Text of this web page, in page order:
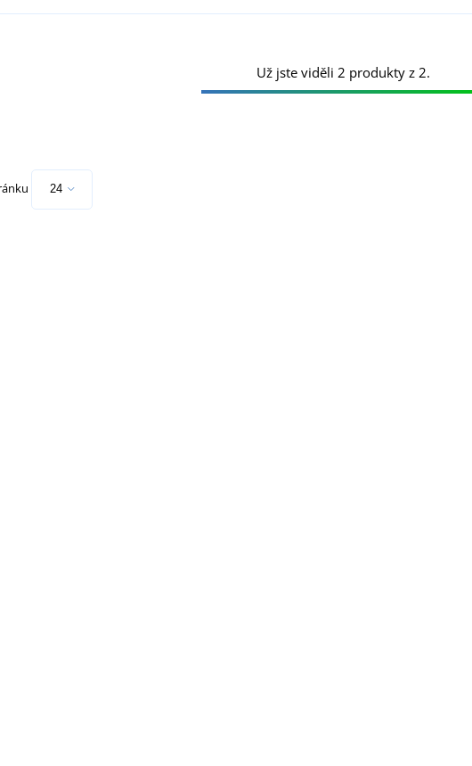
Už jste viděli 2 produkty z 2.